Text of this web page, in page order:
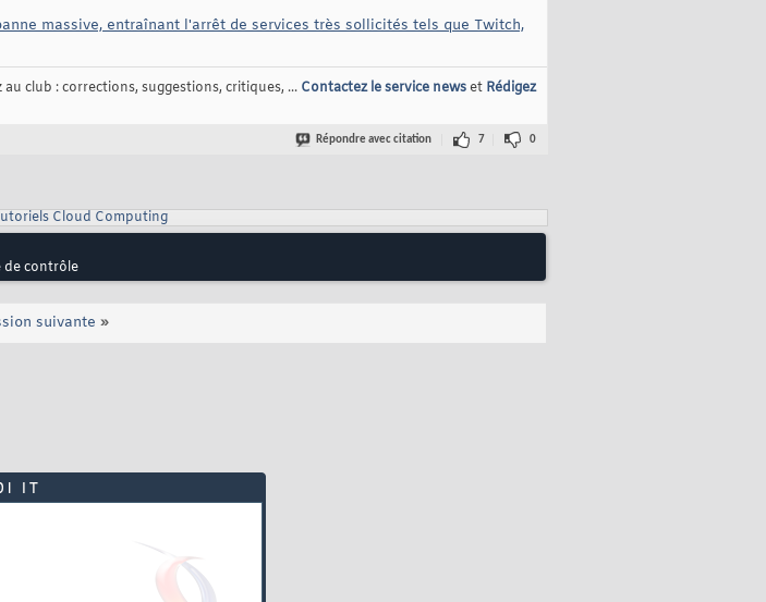
massive, entraînant l'arrêt de services très sollicités tels que Twitch,
au club : corrections, suggestions, critiques, ... Contactez le service newset Rédigez
Répondre avec citation 7 0
Cloud Computing
de contrôle
suivante »